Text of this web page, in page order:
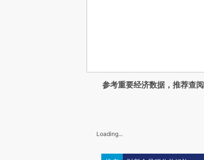
参考重要经济数据，推荐查阅
Loading...